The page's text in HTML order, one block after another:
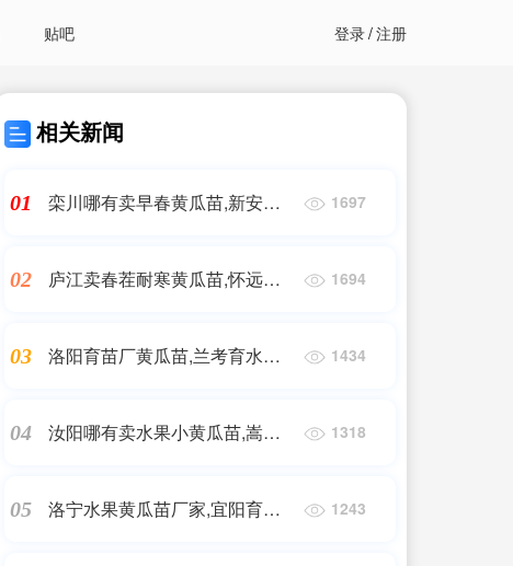
贴吧 登录/注册
相关新闻
01
栾川哪有卖早春黄瓜苗,新安耐
1697
02
庐江卖春茬耐寒黄瓜苗,怀远绿
1694
03
洛阳育苗厂黄瓜苗,兰考育水果
1434
04
汝阳哪有卖水果小黄瓜苗,嵩县
1318
05
洛宁水果黄瓜苗厂家,宜阳育强
1243